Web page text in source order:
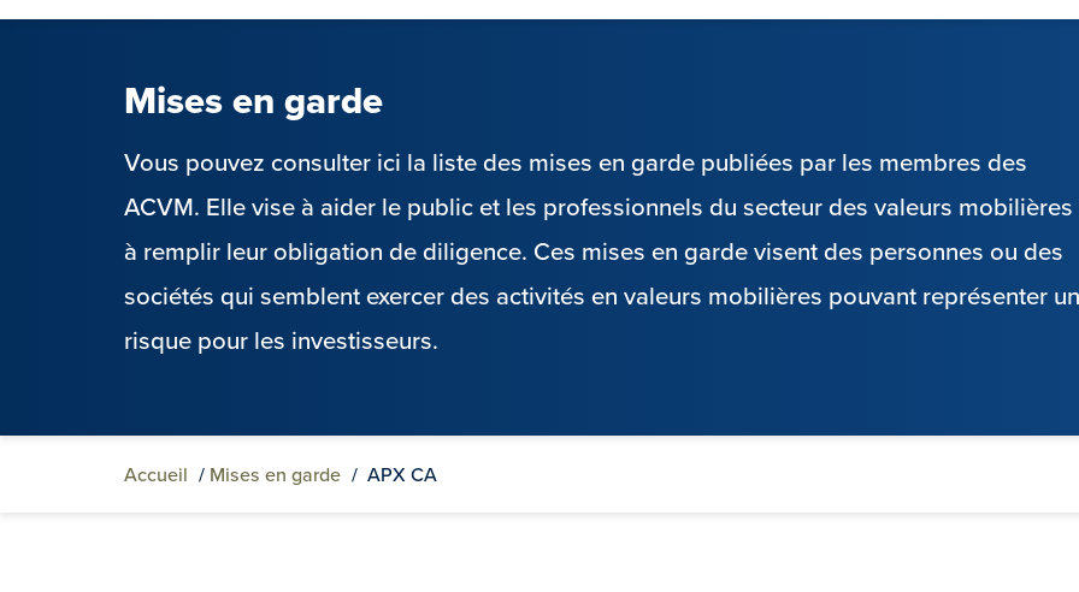
Mises en garde
Vous pouvez consulter ici la liste des mises en garde publiées par les membres des
ACVM. Elle vise à aider le public et les professionnels du secteur des valeurs mobilières
à remplir leur obligation de diligence. Ces mises en garde visent des personnes ou des
sociétés qui semblent exercer des activités en valeurs mobilières pouvant représenter un
risque pour les investisseurs.
Accueil / Mises en garde / APX CA